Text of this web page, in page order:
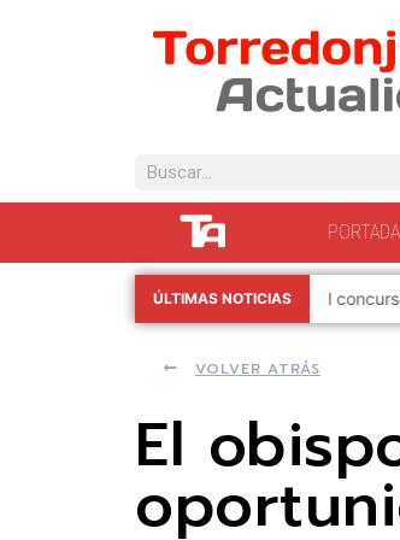
PORTADA
ÚLTIMAS NOTICIAS
6 de agosto de 2026 La
VOLVER ATRÁS
El